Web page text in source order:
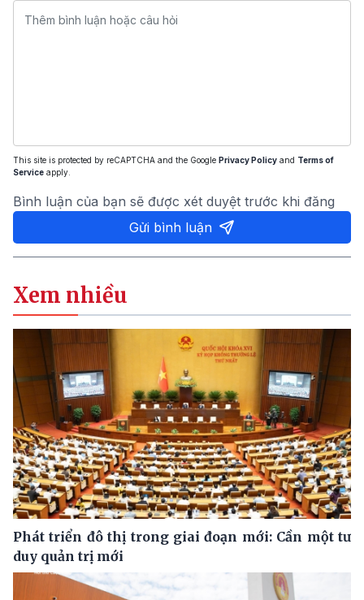
This site is protected by reCAPTCHA and the Google Privacy Policy and Terms of
Service apply.
Bình luận của bạn sẽ được xét duyệt trước khi đăng
Gửi bình luận
Xem nhiều
Phát triển đô thị trong giai đoạn mới: Cần một tư
duy quản trị mới